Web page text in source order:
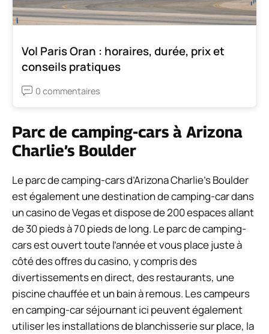
Vol Paris Oran : horaires, durée, prix et
conseils pratiques
0 commentaires
Parc de camping-cars à Arizona
Charlie’s Boulder
Le parc de camping-cars d’Arizona Charlie’s Boulder
est également une destination de camping-car dans
un casino de Vegas et dispose de 200 espaces allant
de 30 pieds à 70 pieds de long. Le parc de camping-
cars est ouvert toute l’année et vous place juste à
côté des offres du casino, y compris des
divertissements en direct, des restaurants, une
piscine chauffée et un bain à remous. Les campeurs
en camping-car séjournant ici peuvent également
utiliser les installations de blanchisserie sur place, la